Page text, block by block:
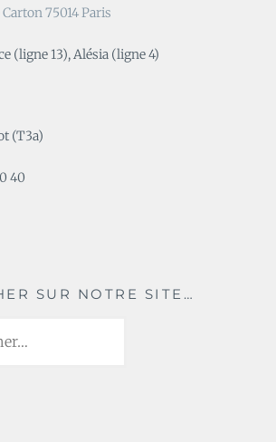
Carton 75014 Paris
(ligne 13), Alésia (ligne 4)
(T3a)
40
SUR NOTRE SITE…